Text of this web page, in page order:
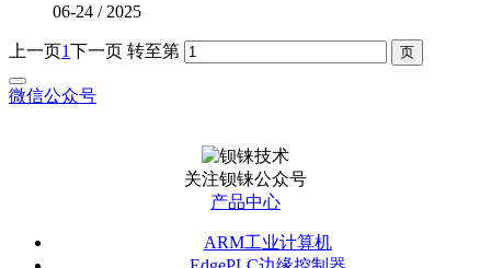
06-24 / 2025
上一页1下一页 转至第
微信公众号
关注钡铼公众号
产品中心
ARM工业计算机